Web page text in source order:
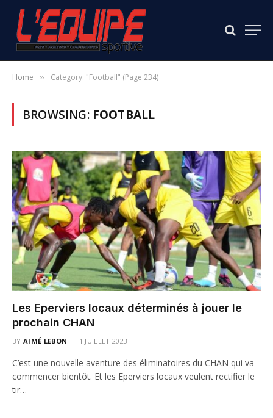
Home » Category: "Football" (Page 234)
BROWSING: FOOTBALL
Les Eperviers locaux déterminés à jouer le
prochain CHAN
BY AIMÉ LEBON 1 JUILLET 2023
C’est une nouvelle aventure des éliminatoires du CHAN qui va
commencer bientôt. Et les Eperviers locaux veulent rectifier le
tir…